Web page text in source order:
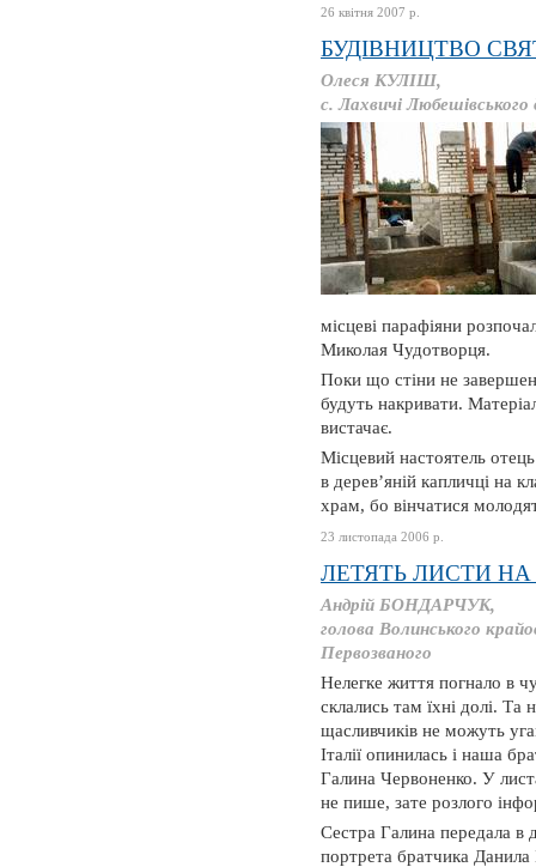
26 квітня 2007 р.
БУДІВНИЦТВО
Олеся КУЛІШ,
с. Лахвичі
місцеві парафіяни
Миколая Чудотворця.
Поки що стіни не
будуть накривати.
вистачає.
Місцевий настоятель
в дерев’яній капличці на
храм, бо вінчатися
23 листопада 2006 р.
ЛЕТЯТЬ ЛИСТИ
Андрій БОНДАРЧУК,
голова Волинського
Первозваного
Нелегке життя погнало в
склались там їхні долі. Та
щасливчиків не можуть
Італії опинилась і наша
Галина Червоненко. У
не пише, зате розлого
Сестра Галина передала в
портрета братчика Данила